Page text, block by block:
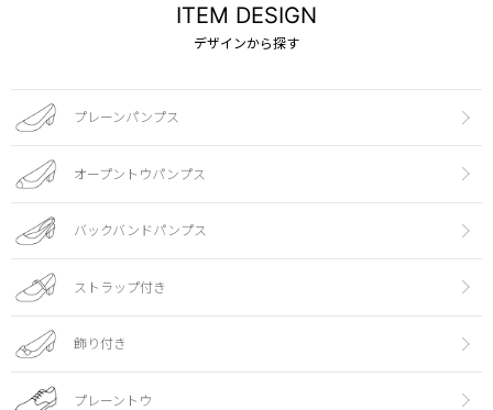
ITEM DESIGN
デザインから探す
プレーンパンプス
オープントウパンプス
バックバンドパンプス
ストラップ付き
飾り付き
プレーントウ